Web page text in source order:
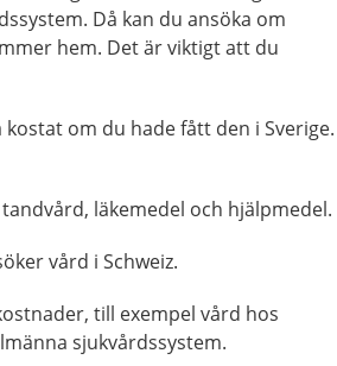
Då kan du ansöka om
hem. Det är viktigt att du
om du hade fått den i Sverige.
läkemedel och hjälpmedel.
vård i Schweiz.
till exempel vård hos
sjukvårdssystem.